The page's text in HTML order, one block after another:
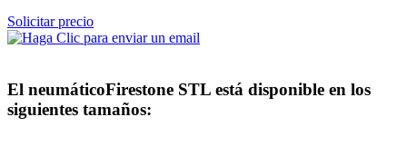
Solicitar precio
El neumáticoFirestone STL está disponible en los
siguientes tamaños: